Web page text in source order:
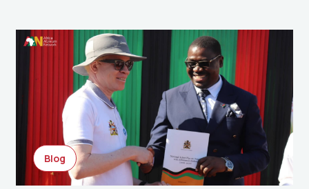
Blog